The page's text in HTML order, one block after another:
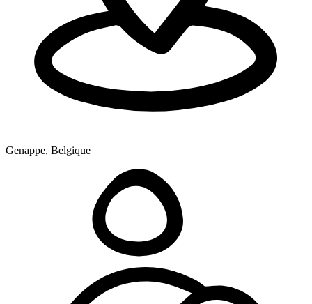
Genappe, Belgique